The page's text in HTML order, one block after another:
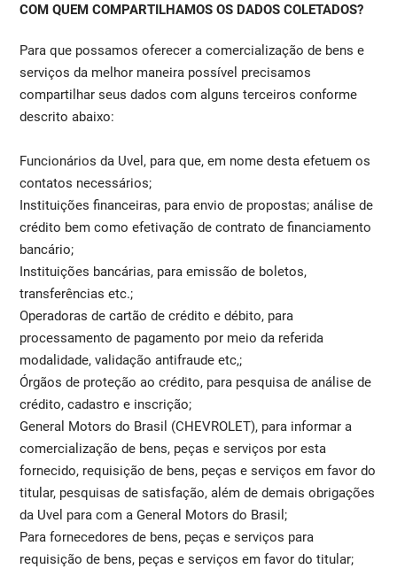
COM QUEM COMPARTILHAMOS OS DADOS COLETADOS?
Para que possamos oferecer a comercialização de bens e
serviços da melhor maneira possível precisamos
compartilhar seus dados com alguns terceiros conforme
descrito abaixo:
Funcionários da Uvel, para que, em nome desta efetuem os
contatos necessários;
Instituições financeiras, para envio de propostas; análise de
crédito bem como efetivação de contrato de financiamento
bancário;
Instituições bancárias, para emissão de boletos,
transferências etc.;
Operadoras de cartão de crédito e débito, para
processamento de pagamento por meio da referida
modalidade, validação antifraude etc,;
Órgãos de proteção ao crédito, para pesquisa de análise de
crédito, cadastro e inscrição;
General Motors do Brasil (CHEVROLET), para informar a
comercialização de bens, peças e serviços por esta
fornecido, requisição de bens, peças e serviços em favor do
titular, pesquisas de satisfação, além de demais obrigações
da Uvel para com a General Motors do Brasil;
Para fornecedores de bens, peças e serviços para
requisição de bens, peças e serviços em favor do titular;